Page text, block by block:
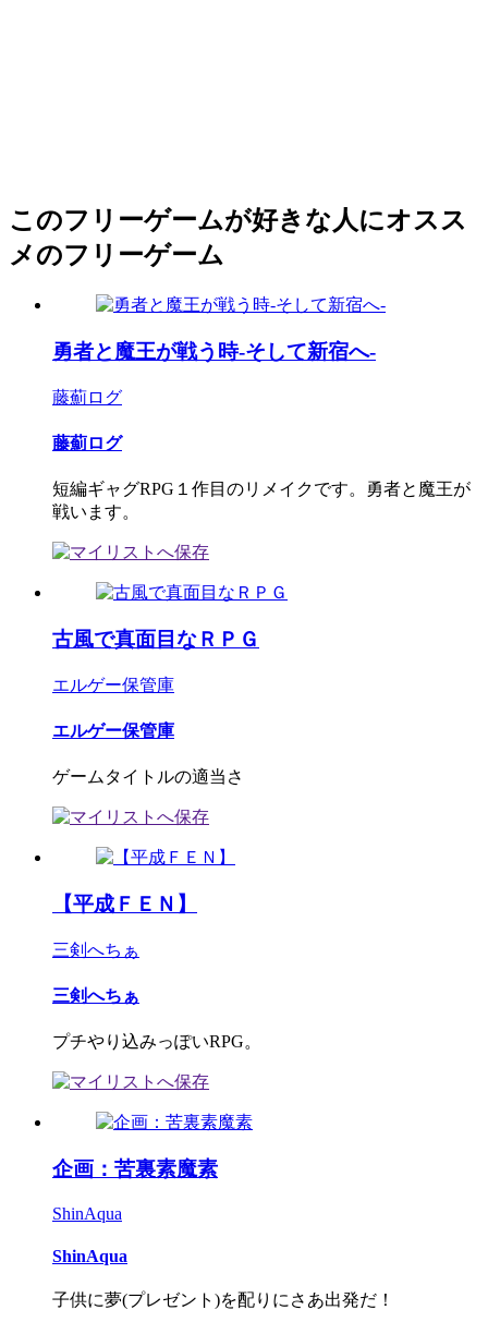
このフリーゲームが好きな人にオスス
メのフリーゲーム
勇者と魔王が戦う時-そして新宿へ-
藤薊ログ
藤薊ログ
短編ギャグRPG１作目のリメイクです。勇者と魔王が
戦います。
古風で真面目なＲＰＧ
エルゲー保管庫
エルゲー保管庫
ゲームタイトルの適当さ
【平成ＦＥＮ】
三剣へちぁ
三剣へちぁ
プチやり込みっぽいRPG。
企画：苦裏素魔素
ShinAqua
ShinAqua
子供に夢(プレゼント)を配りにさあ出発だ！